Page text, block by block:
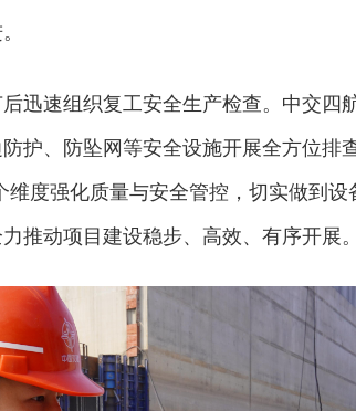
迅速组织复工安全生产检查。中交四
护、防坠网等安全设施开展全方位排
维度强化质量与安全管控，切实做到
推动项目建设稳步、高效、有序开展。